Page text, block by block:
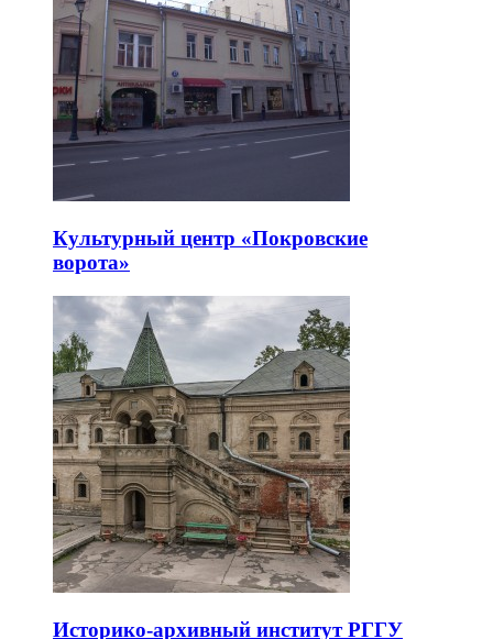
Культурный центр «Покровские
ворота»
Историко-архивный институт РГГУ